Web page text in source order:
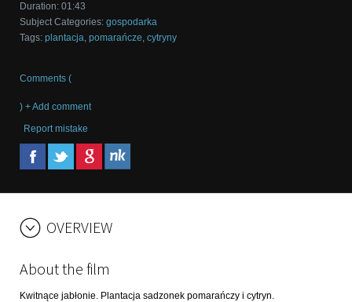
Duration: 01:43
Subject Categories: gospodarka
Tags: plantacja, pomarańcze, cytryny
Comments (
) + Add comment
Report mistake
OVERVIEW
About the film
Kwitnące jabłonie. Plantacja sadzonek pomarańczy i cytryn.